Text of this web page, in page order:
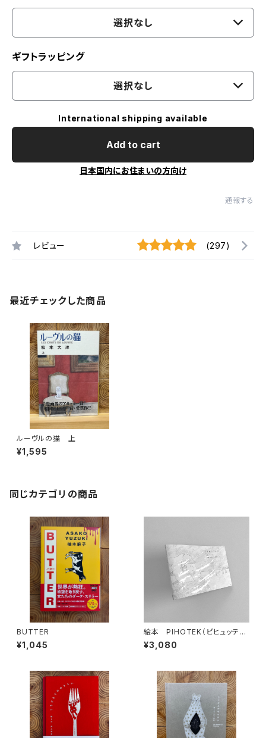
選択なし
ギフトラッピング
選択なし
International shipping available
Add to cart
日本国内にお住まいの方向け
通報する
レビュー (297)
最近チェックした商品
ルーヴルの猫 上
¥1,595
同じカテゴリの商品
BUTTER
¥1,045
絵本 PIHOTEK（ピヒュッティ）
北極を風と歩く
¥3,080